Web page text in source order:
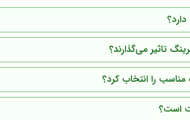
تاثیر می‌گذارند؟
را انتخاب کرد؟
است؟